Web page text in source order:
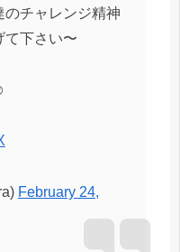
のチャレンジ精神
て下さい〜
February 24,